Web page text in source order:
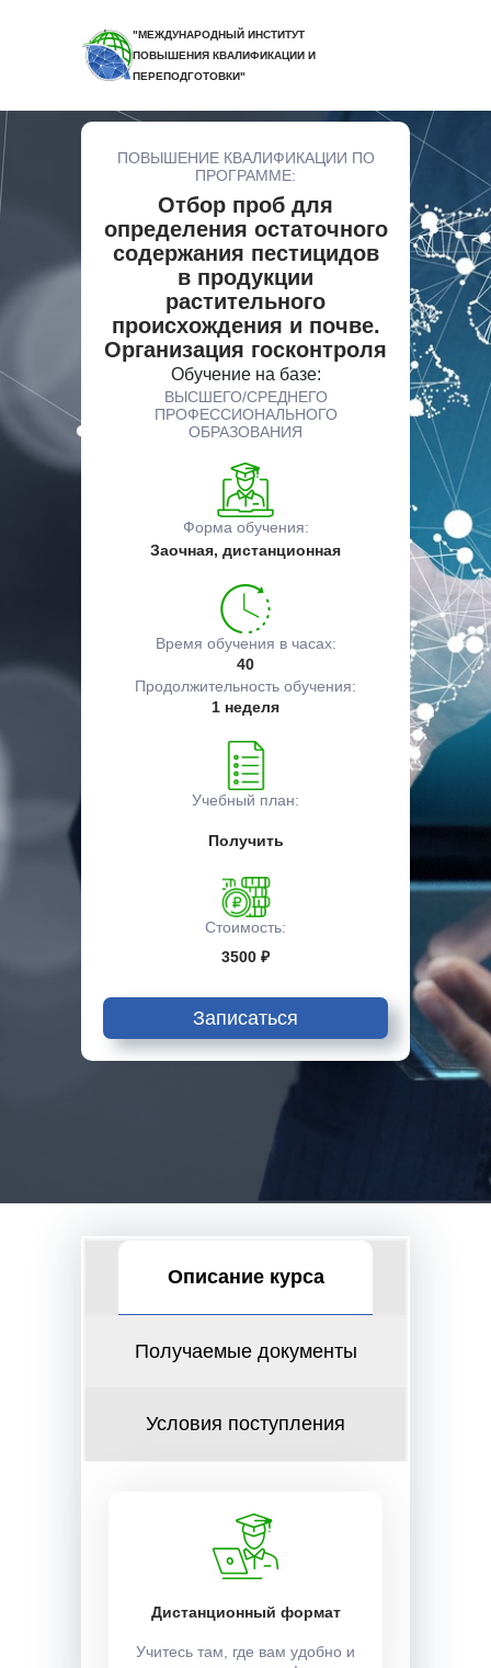
"МЕЖДУНАРОДНЫЙ ИНСТИТУТ
ПОВЫШЕНИЯ КВАЛИФИКАЦИИ И
ПЕРЕПОДГОТОВКИ"
ПОВЫШЕНИЕ КВАЛИФИКАЦИИ ПО
ПРОГРАММЕ:
Отбор проб для
определения остаточного
содержания пестицидов
в продукции
растительного
происхождения и почве.
Организация госконтроля
Обучение на базе:
ВЫСШЕГО/СРЕДНЕГО
ПРОФЕССИОНАЛЬНОГО
ОБРАЗОВАНИЯ
Форма обучения:
Заочная, дистанционная
Время обучения в часах:
40
Продолжительность обучения:
1 неделя
Учебный план:
Получить
Стоимость:
3500 ₽
Записаться
Описание курса
Получаемые документы
Условия поступления
Дистанционный формат
Учитесь там, где вам удобно и